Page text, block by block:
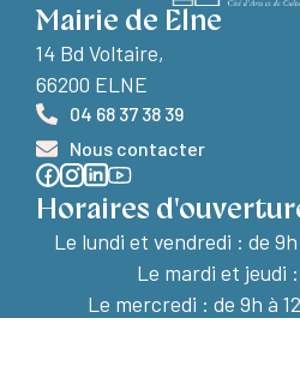
Mairie de Elne
14 Bd Voltaire,
66200 ELNE
04 68 37 38 39
Nous contacter
Horaires
Le lundi et vendredi : de
Le mardi et jeudi :
Le mercredi : de 9h à